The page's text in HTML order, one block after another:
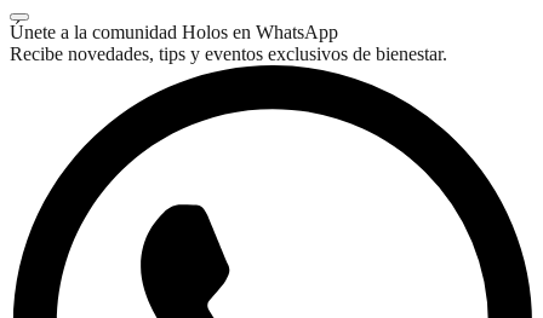
Únete a la comunidad Holos en WhatsApp
Recibe novedades, tips y eventos exclusivos de bienestar.